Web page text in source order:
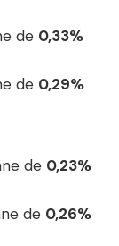
de 0,33%
de 0,29%
de 0,23%
de 0,26%